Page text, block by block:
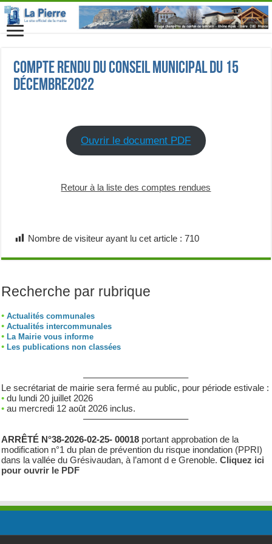
Compte rendu du Conseil Municipal du 15
décembre2022
Ouvrir le document PDF
Retour à la liste des comptes rendues
Nombre de visiteur ayant lu cet article : 710
Recherche par rubrique
• Actualités communales
• Actualités intercommunales
• La Mairie vous informe
• Les publications non classées
———————————–
Le secrétariat de mairie sera fermé au public, pour période estivale :
• du lundi 20 juillet 2026
• au mercredi 12 août 2026 inclus.
———————————–
ARRÊTÉ N°38-2026-02-25- 00018 portant approbation de la
modification n°1 du plan de prévention du risque inondation (PPRI)
dans la vallée du Grésivaudan, à l’amont d e Grenoble.Cliquez ici
pour ouvrir le PDF